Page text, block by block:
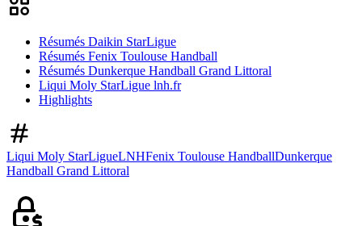
Résumés Daikin StarLigue
Résumés Fenix Toulouse Handball
Résumés Dunkerque Handball Grand Littoral
Liqui Moly StarLigue lnh.fr
Highlights
Liqui Moly StarLigueLNHFenix Toulouse HandballDunkerque
Handball Grand Littoral